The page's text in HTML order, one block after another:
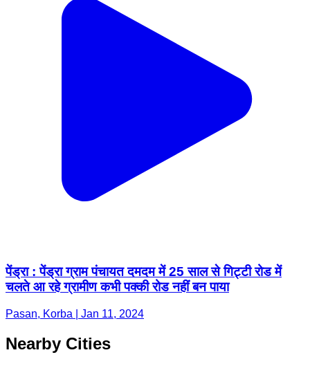
पेंड्रा : पेंड्रा ग्राम पंचायत दमदम में 25 साल से गिट्टी रोड में
चलते आ रहे ग्रामीण कभी पक्की रोड नहीं बन पाया
Pasan, Korba | Jan 11, 2024
Nearby Cities